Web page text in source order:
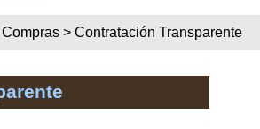
>Contratación Transparente